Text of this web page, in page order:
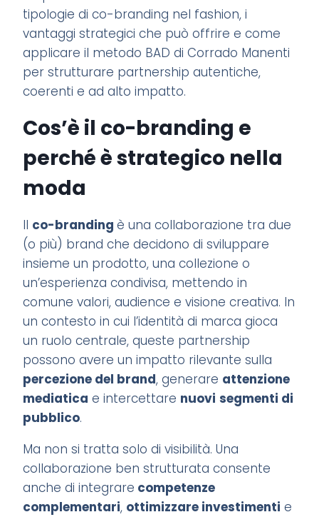
tipologie di co-branding nel fashion, i
vantaggi strategici che può offrire e come
applicare il metodo BAD di Corrado Manenti
per strutturare partnership autentiche,
coerenti e ad alto impatto.
Cos’è il co-branding e
perché è strategico nella
moda
Il co-brandingè una collaborazione tra due
(o più) brand che decidono di sviluppare
insieme un prodotto, una collezione o
un’esperienza condivisa, mettendo in
comune valori, audience e visione creativa. In
un contesto in cui l’identità di marca gioca
un ruolo centrale, queste partnership
possono avere un impatto rilevante sulla
percezione del brand, generare attenzione
mediatica e intercettare nuovi segmenti di
pubblico.
Ma non si tratta solo di visibilità. Una
collaborazione ben strutturata consente
anche di integrare competenze
complementari, ottimizzare investimenti e